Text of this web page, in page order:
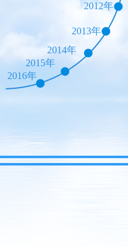
2012年
2013年
2014年
2015年
2016年